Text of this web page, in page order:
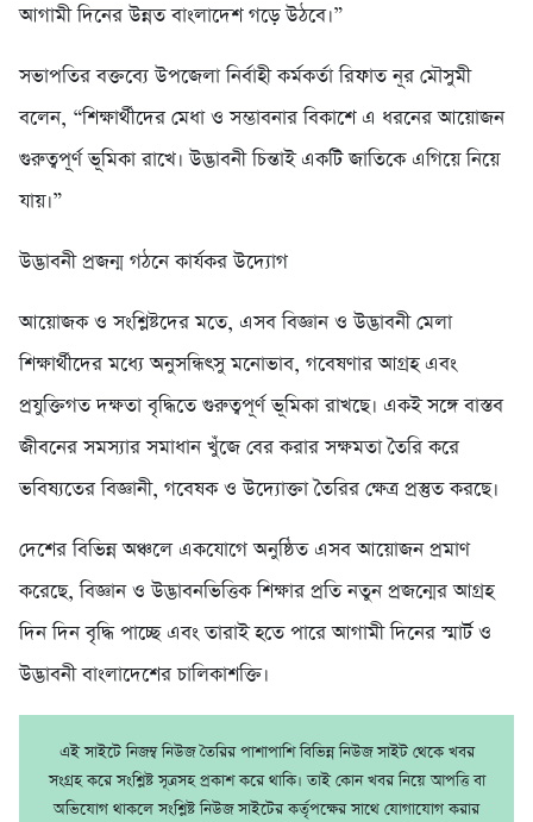
আগামী দিনের উন্নত বাংলাদেশ গড়ে উঠবে।”
সভাপতির বক্তব্যে উপজেলা নির্বাহী কর্মকর্তা রিফাত নূর মৌসুমী
বলেন, “শিক্ষার্থীদের মেধা ও সম্ভাবনার বিকাশে এ ধরনের আয়োজন
গুরুত্বপূর্ণ ভূমিকা রাখে। উদ্ভাবনী চিন্তাই একটি জাতিকে এগিয়ে নিয়ে
যায়।”
উদ্ভাবনী প্রজন্ম গঠনে কার্যকর উদ্যোগ
আয়োজক ও সংশ্লিষ্টদের মতে, এসব বিজ্ঞান ও উদ্ভাবনী মেলা
শিক্ষার্থীদের মধ্যে অনুসন্ধিৎসু মনোভাব, গবেষণার আগ্রহ এবং
প্রযুক্তিগত দক্ষতা বৃদ্ধিতে গুরুত্বপূর্ণ ভূমিকা রাখছে। একই সঙ্গে বাস্তব
জীবনের সমস্যার সমাধান খুঁজে বের করার সক্ষমতা তৈরি করে
ভবিষ্যতের বিজ্ঞানী, গবেষক ও উদ্যোক্তা তৈরির ক্ষেত্র প্রস্তুত করছে।
দেশের বিভিন্ন অঞ্চলে একযোগে অনুষ্ঠিত এসব আয়োজন প্রমাণ
করেছে, বিজ্ঞান ও উদ্ভাবনভিত্তিক শিক্ষার প্রতি নতুন প্রজন্মের আগ্রহ
দিন দিন বৃদ্ধি পাচ্ছে এবং তারাই হতে পারে আগামী দিনের স্মার্ট ও
উদ্ভাবনী বাংলাদেশের চালিকাশক্তি।
এই সাইটে নিজম্ব নিউজ তৈরির পাশাপাশি বিভিন্ন নিউজ সাইট থেকে খবর
সংগ্রহ করে সংশ্লিষ্ট সূত্রসহ প্রকাশ করে থাকি। তাই কোন খবর নিয়ে আপত্তি বা
অভিযোগ থাকলে সংশ্লিষ্ট নিউজ সাইটের কর্তৃপক্ষের সাথে যোগাযোগ করার